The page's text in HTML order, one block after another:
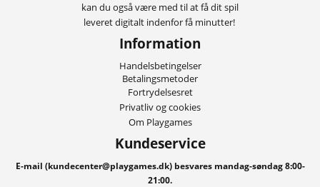
kan du også være med til at få dit spil
leveret digitalt indenfor få minutter!
Information
Handelsbetingelser
Betalingsmetoder
Fortrydelsesret
Privatliv og cookies
Om Playgames
Kundeservice
E-mail (kundecenter@playgames.dk) besvares mandag-søndag 8:00-
21:00.